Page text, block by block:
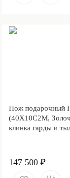
Нож подарочный
(40Х10С2М,
клинка гарды и
147 500 ₽